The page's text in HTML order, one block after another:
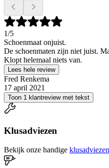
1/5
Schoenmaat onjuist.
De schoenmaten zijn niet juist.
Klopt helemaal niets van.
Lees hele review
Fred Renkema
17 april 2021
Toon 1 klantreview met tekst
Klusadviezen
Bekijk onze handige klusadviezen